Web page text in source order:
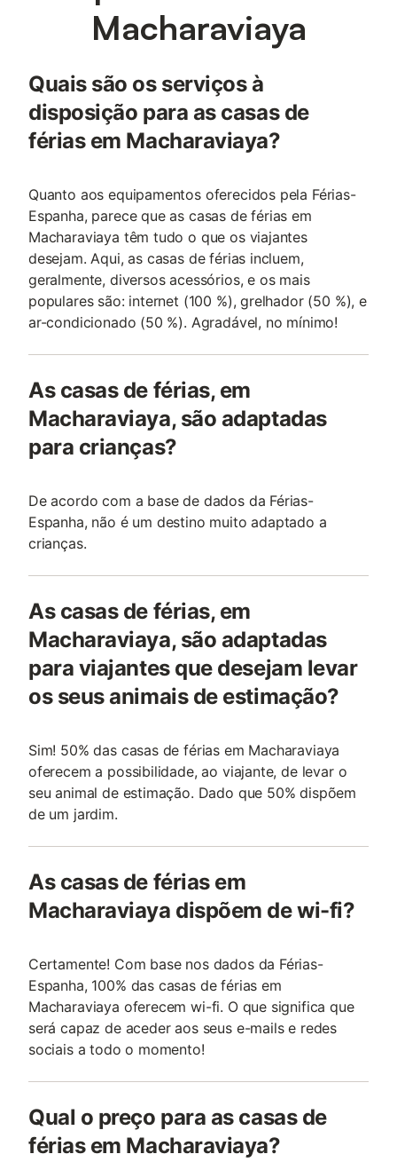
Macharaviaya
Quais são os serviços à
disposição para as casas de
férias em Macharaviaya?
Quanto aos equipamentos oferecidos pela Férias-
Espanha, parece que as casas de férias em
Macharaviaya têm tudo o que os viajantes
desejam. Aqui, as casas de férias incluem,
geralmente, diversos acessórios, e os mais
populares são: internet (100 %), grelhador (50 %), e
ar-condicionado (50 %). Agradável, no mínimo!
As casas de férias, em
Macharaviaya, são adaptadas
para crianças?
De acordo com a base de dados da Férias-
Espanha, não é um destino muito adaptado a
crianças.
As casas de férias, em
Macharaviaya, são adaptadas
para viajantes que desejam levar
os seus animais de estimação?
Sim! 50% das casas de férias em Macharaviaya
oferecem a possibilidade, ao viajante, de levar o
seu animal de estimação. Dado que 50% dispõem
de um jardim.
As casas de férias em
Macharaviaya dispõem de wi-fi?
Certamente! Com base nos dados da Férias-
Espanha, 100% das casas de férias em
Macharaviaya oferecem wi-fi. O que significa que
será capaz de aceder aos seus e-mails e redes
sociais a todo o momento!
Qual o preço para as casas de
férias em Macharaviaya?